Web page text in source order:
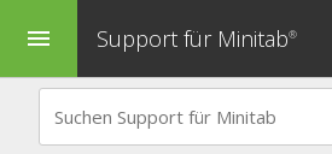
menu Support für Minitab®